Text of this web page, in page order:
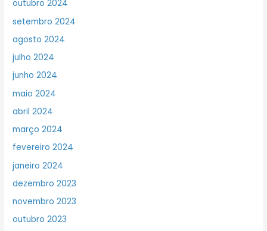
outubro 2024
setembro 2024
agosto 2024
julho 2024
junho 2024
maio 2024
abril 2024
março 2024
fevereiro 2024
janeiro 2024
dezembro 2023
novembro 2023
outubro 2023